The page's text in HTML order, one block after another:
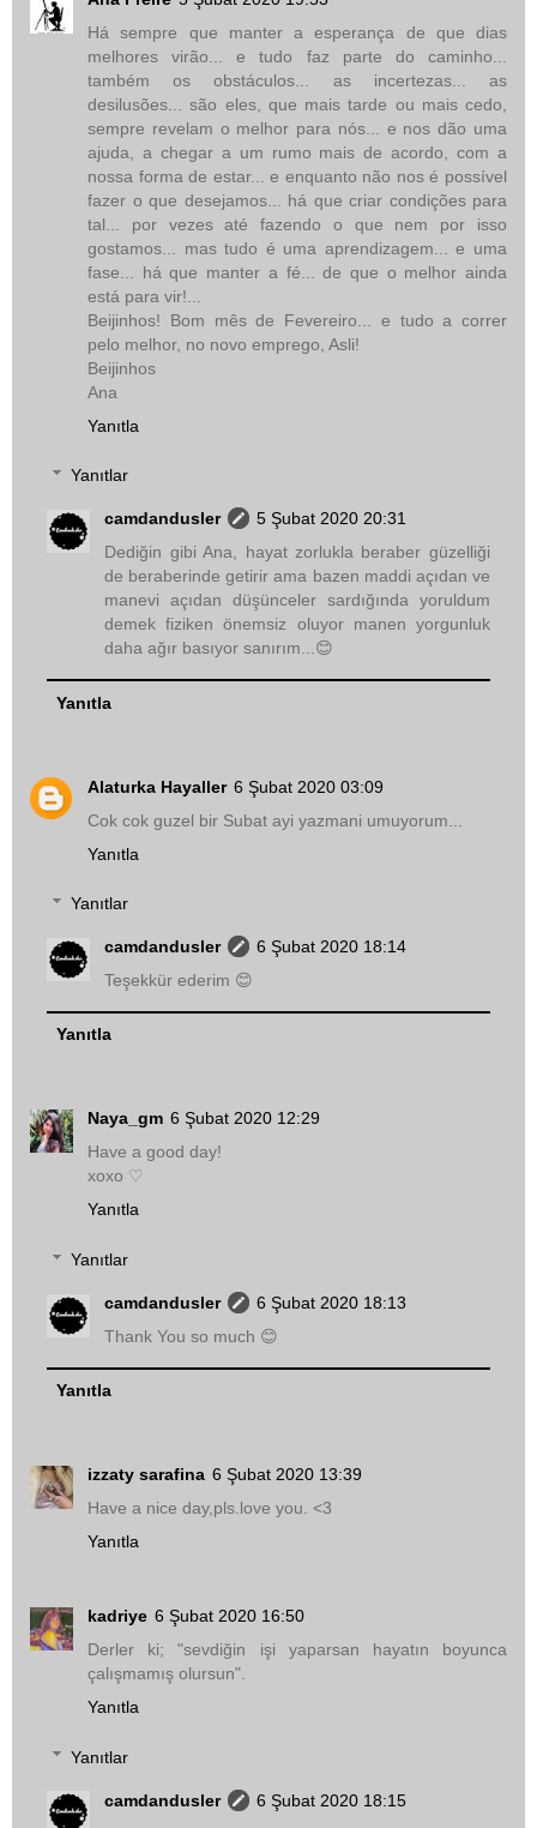
Há sempre que manter a esperança de que dias
melhores virão... e tudo faz parte do caminho...
também os obstáculos... as incertezas... as
desilusões... são eles, que mais tarde ou mais cedo,
sempre revelam o melhor para nós... e nos dão uma
ajuda, a chegar a um rumo mais de acordo, com a
nossa forma de estar... e enquanto não nos é possível
fazer o que desejamos... há que criar condições para
tal... por vezes até fazendo o que nem por isso
gostamos... mas tudo é uma aprendizagem... e uma
fase... há que manter a fé... de que o melhor ainda
está para vir!...
Beijinhos! Bom mês de Fevereiro... e tudo a correr
pelo melhor, no novo emprego, Asli!
Beijinhos
Ana
Yanıtla
Yanıtlar
camdandusler
5 Şubat 2020 20:31
Dediğin gibi Ana, hayat zorlukla beraber güzelliği
de beraberinde getirir ama bazen maddi açıdan ve
manevi açıdan düşünceler sardığında yoruldum
demek fiziken önemsiz oluyor manen yorgunluk
daha ağır basıyor sanırım...😊
Yanıtla
Alaturka Hayaller 6 Şubat 2020 03:09
Cok cok guzel bir Subat ayi yazmani umuyorum...
Yanıtla
Yanıtlar
camdandusler
6 Şubat 2020 18:14
Teşekkür ederim 😊
Yanıtla
Naya_gm 6 Şubat 2020 12:29
Have a good day!
xoxo ♡
Yanıtla
Yanıtlar
camdandusler
6 Şubat 2020 18:13
Thank You so much 😊
Yanıtla
izzaty sarafina 6 Şubat 2020 13:39
Have a nice day,pls.love you. <3
Yanıtla
kadriye 6 Şubat 2020 16:50
Derler ki; "sevdiğin işi yaparsan hayatın boyunca
çalışmamış olursun".
Yanıtla
Yanıtlar
camdandusler
6 Şubat 2020 18:15